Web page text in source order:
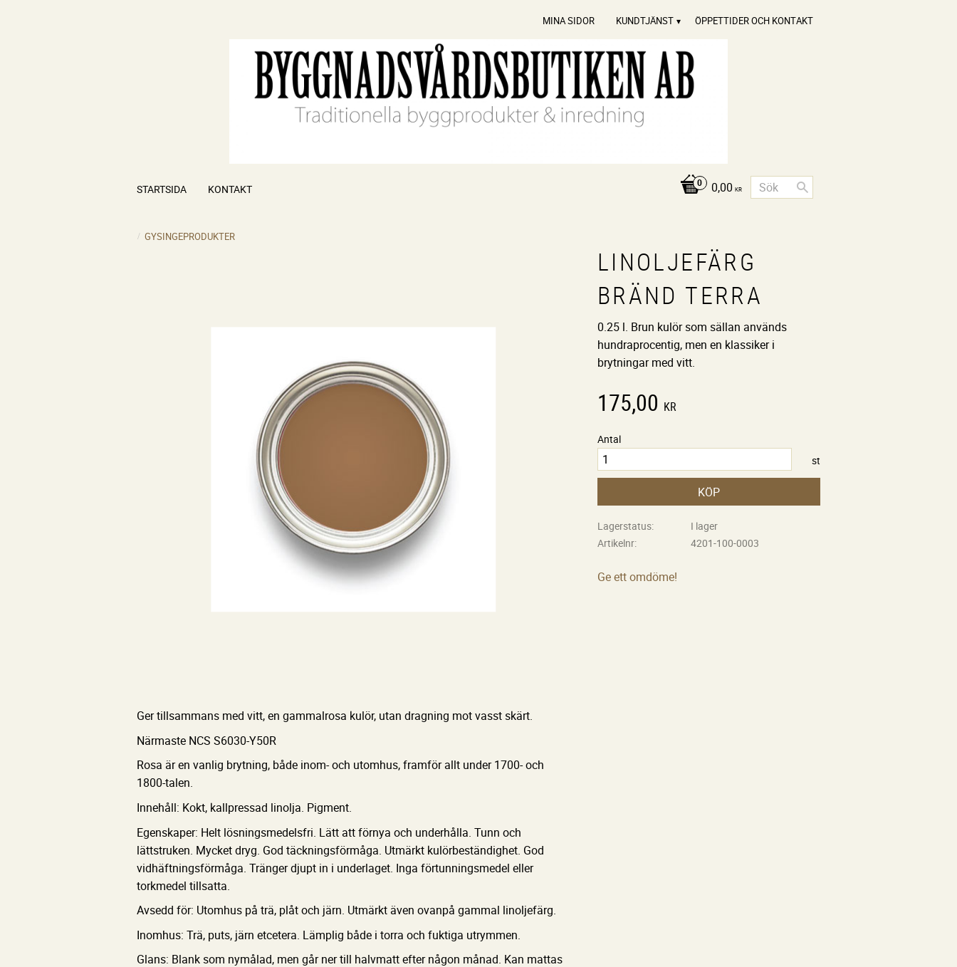
MINA SIDOR KUNDTJÄNST ÖPPETTIDER OCH KONTAKT
0,00 KR
STARTSIDA KONTAKT
GYSINGEPRODUKTER
LINOLJEFÄRG
BRÄND TERRA
0.25 l. Brun kulör som sällan används
hundraprocentig, men en klassiker i
brytningar med vitt.
175,00 KR
Antal
st
KÖP
Lagerstatus
I lager
Artikelnr
4201-100-0003
Ge ett omdöme!
Ger tillsammans med vitt, en gammalrosa kulör, utan dragning mot vasst skärt.
Närmaste NCS S6030-Y50R
Rosa är en vanlig brytning, både inom- och utomhus, framför allt under 1700- och
1800-talen.
Innehåll: Kokt, kallpressad linolja. Pigment.
Egenskaper: Helt lösningsmedelsfri. Lätt att förnya och underhålla. Tunn och
lättstruken. Mycket dryg. God täckningsförmåga. Utmärkt kulörbeständighet. God
vidhäftningsförmåga. Tränger djupt in i underlaget. Inga förtunningsmedel eller
torkmedel tillsatta.
Avsedd för: Utomhus på trä, plåt och järn. Utmärkt även ovanpå gammal linoljefärg.
Inomhus: Trä, puts, järn etcetera. Lämplig både i torra och fuktiga utrymmen.
Glans: Blank som nymålad, men går ner till halvmatt efter någon månad. Kan mattas